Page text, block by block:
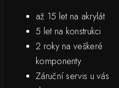
až 15 let na akrylát
5 let na konstrukci
2 roky na veškeré
komponenty
Záruční servis u vás